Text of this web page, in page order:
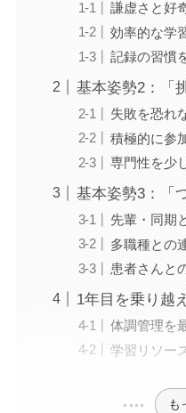
謙虚さと好
効率的な学
記録の習慣
基本姿勢2：「
失敗を恐れ
積極的に参
専門性を少
基本姿勢3：「
先輩・同期
多職種との
患者さんと
1年目を乗り越
体調管理を
学習リソー
も